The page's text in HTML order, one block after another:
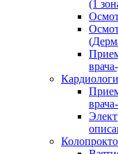
(1